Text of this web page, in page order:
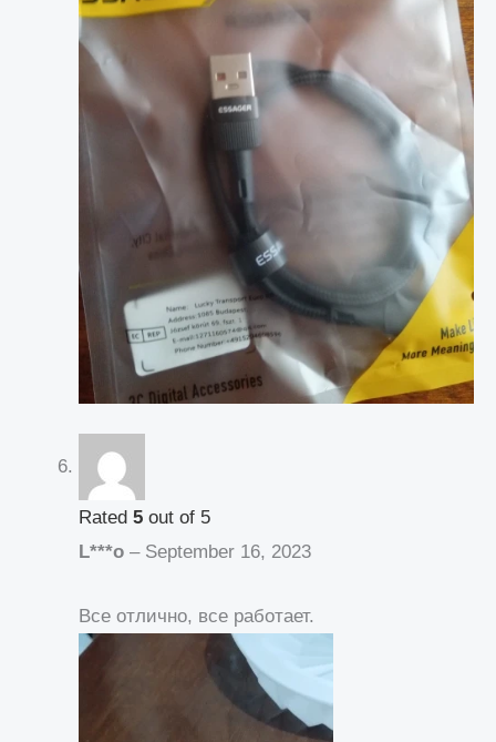
Rated 5 out of 5
L***o – September 16, 2023
Все отлично, все работает.